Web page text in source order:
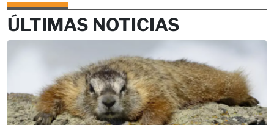
ÚLTIMAS NOTICIAS